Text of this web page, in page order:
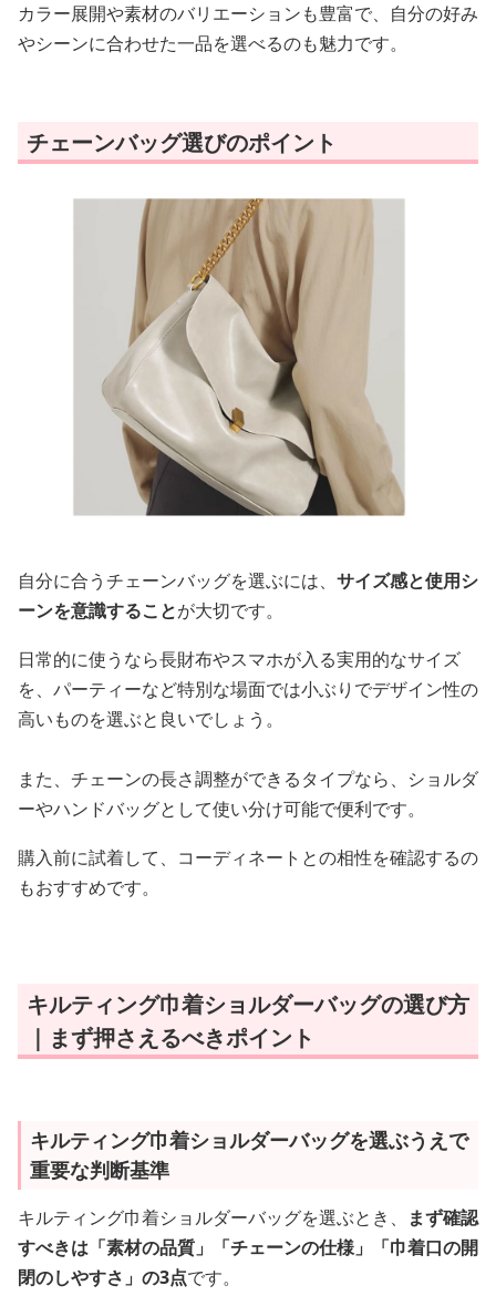
カラー展開や素材のバリエーションも豊富で、自分の好み
やシーンに合わせた一品を選べるのも魅力です。
チェーンバッグ選びのポイント
自分に合うチェーンバッグを選ぶには、 サイズ感と使用シ
ーンを意識することが大切です。
日常的に使うなら長財布やスマホが入る実用的なサイズ
を、パーティーなど特別な場面では小ぶりでデザイン性の
高いものを選ぶと良いでしょう。
また、チェーンの長さ調整ができるタイプなら、ショルダ
ーやハンドバッグとして使い分け可能で便利です。
購入前に試着して、コーディネートとの相性を確認するの
もおすすめです。
キルティング巾着ショルダーバッグの選び方
｜まず押さえるべきポイント
キルティング巾着ショルダーバッグを選ぶうえで
重要な判断基準
キルティング巾着ショルダーバッグを選ぶとき、
まず確認
すべきは「素材の品質」「チェーンの仕様」「巾着口の開
閉のしやすさ」の3点です。